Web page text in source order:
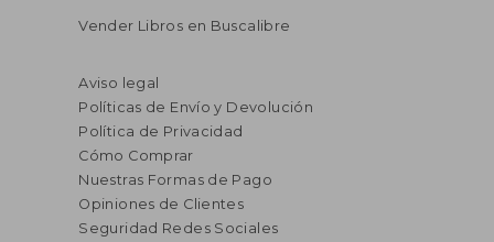
Vender Libros en Buscalibre
Aviso legal
Políticas de Envío y Devolución
Política de Privacidad
Cómo Comprar
Nuestras Formas de Pago
Opiniones de Clientes
Seguridad Redes Sociales